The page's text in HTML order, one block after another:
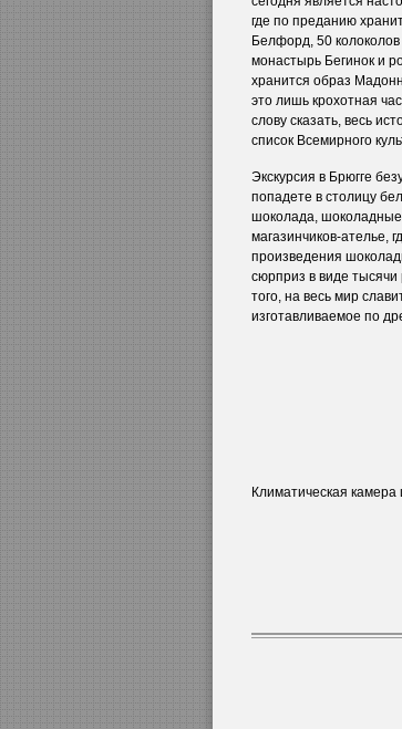
где по преданию
Белфорд, 50
монастырь Бегинок и
хранится образ
это лишь крохотная
слову сказать, весь
список Всемирного
Экскурсия в Брюгге
попадете в столицу
шоколада,
магазинчиков-ателье,
произведения
сюрприз в виде тысячи
того, на весь мир
изготавливаемое по
Климатическая камера